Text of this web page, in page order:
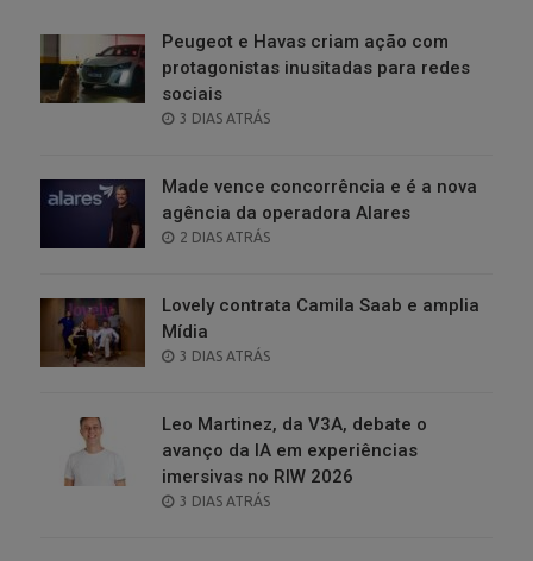
Peugeot e Havas criam ação com
protagonistas inusitadas para redes
sociais
POSTED
3 DIAS ATRÁS
Made vence concorrência e é a nova
agência da operadora Alares
POSTED
2 DIAS ATRÁS
Lovely contrata Camila Saab e amplia
Mídia
POSTED
3 DIAS ATRÁS
Leo Martinez, da V3A, debate o
avanço da IA em experiências
imersivas no RIW 2026
POSTED
3 DIAS ATRÁS